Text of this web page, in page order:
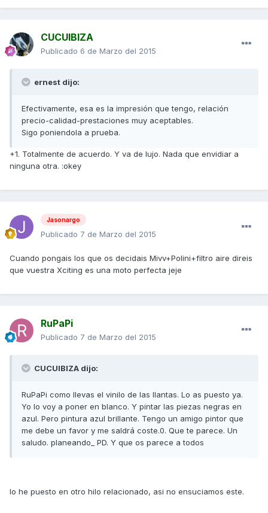
CUCUIBIZA
Publicado 6 de Marzo del 2015
ernest dijo:
Efectivamente, esa es la impresión que tengo, relación
precio-calidad-prestaciones muy aceptables.
Sigo poniendola a prueba.
+1. Totalmente de acuerdo. Y va de lujo. Nada que envidiar a
ninguna otra. :okey
Jasonargo
Publicado 7 de Marzo del 2015
Cuando pongais los que os decidais Mivv+Polini+filtro aire direis
que vuestra Xciting es una moto perfecta jeje
RuPaPi
Publicado 7 de Marzo del 2015
CUCUIBIZA dijo:
RuPaPi como llevas el vinilo de las llantas. Lo as puesto ya.
Yo lo voy a poner en blanco. Y pintar las piezas negras en
azul. Pero pintura azul brillante. Tengo un amigo pintor que
me debe un favor y me saldrá coste.0. Que te parece. Un
saludo. planeando_ PD. Y que os parece a todos
lo he puesto en otro hilo relacionado, asi no ensuciamos este.